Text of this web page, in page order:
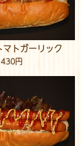
マトガーリック
430円